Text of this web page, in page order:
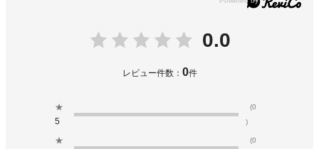
0.0
レビュー件数： 0件
★
5
(0
)
★
(0